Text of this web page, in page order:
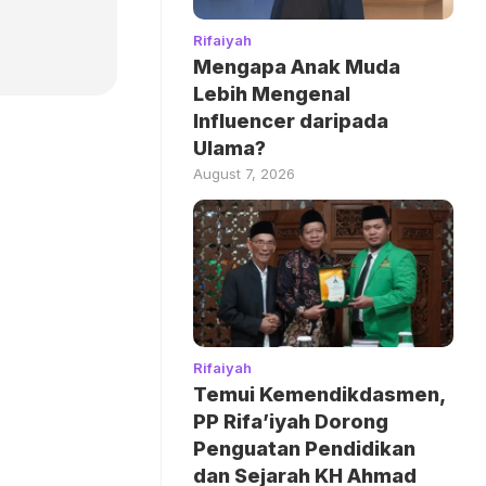
Rifaiyah
Mengapa Anak Muda
Lebih Mengenal
Influencer daripada
Ulama?
August 7, 2026
Rifaiyah
Temui Kemendikdasmen,
PP Rifa’iyah Dorong
Penguatan Pendidikan
dan Sejarah KH Ahmad